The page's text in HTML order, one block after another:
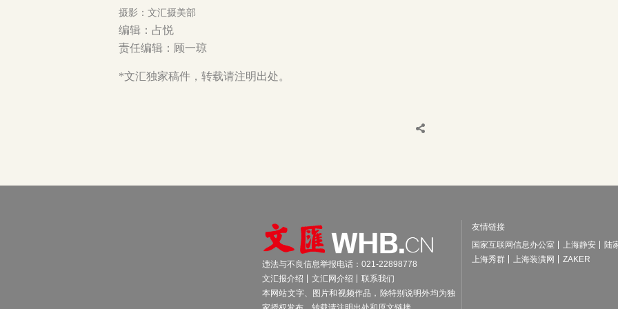
摄影：文汇摄美部
编辑：占悦
责任编辑：顾一琼
*文汇独家稿件，转载请注明出处。
违法与不良信息举报电话：021-22898778
文汇报介绍
文汇网介绍
联系我们
本网站文字、图片和视频作品，除特别说明外均为独
友情链接
国家互联网信息办公室
上海静安
陆
上海秀群
上海装潢网 ZAKER